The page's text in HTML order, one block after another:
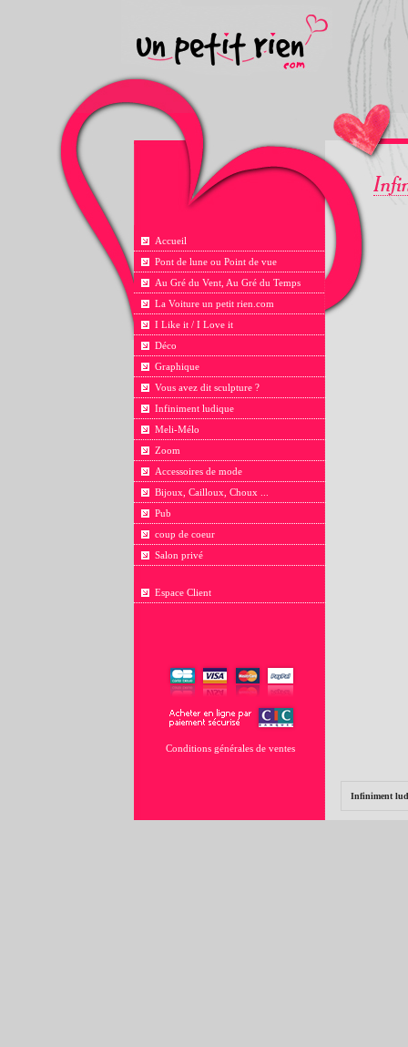
Accueil
Pont de lune ou Point de vue
Au Gré du Vent, Au Gré du Temps
La Voiture un petit rien.com
I Like it / I Love it
Déco
Graphique
Vous avez dit sculpture ?
Infiniment ludique
Meli-Mélo
Zoom
Accessoires de mode
Bijoux, Cailloux, Choux ...
Pub
coup de coeur
Salon privé
Espace Client
Conditions générales de ventes
Infiniment